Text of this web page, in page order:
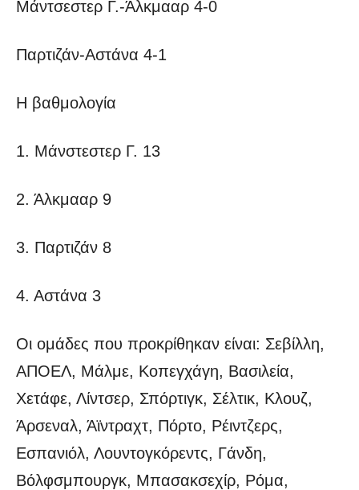
Μάντσεστερ Γ.-Άλκμααρ 4-0
Παρτιζάν-Αστάνα 4-1
Η βαθμολογία
1. Μάνστεστερ Γ. 13
2. Άλκμααρ 9
3. Παρτιζάν 8
4. Αστάνα 3
Οι ομάδες που προκρίθηκαν είναι: Σεβίλλη,
ΑΠΟΕΛ, Μάλμε, Κοπεγχάγη, Βασιλεία,
Χετάφε, Λίντσερ, Σπόρτιγκ, Σέλτικ, Κλουζ,
Άρσεναλ, Άϊντραχτ, Πόρτο, Ρέιντζερς,
Εσπανιόλ, Λουντογκόρεντς, Γάνδη,
Βόλφσμπουργκ, Μπασακσεχίρ, Ρόμα,